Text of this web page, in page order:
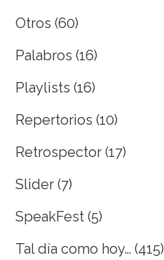
Otros (60)
Palabros (16)
Playlists (16)
Repertorios (10)
Retrospector (17)
Slider (7)
SpeakFest (5)
Tal día como hoy… (415)